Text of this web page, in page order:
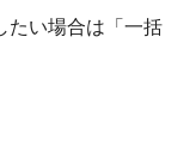
たい場合は「一括